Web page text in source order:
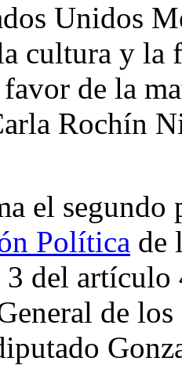
Unidos
cultura y la
de la
Rochín
el
Política de
3 del
de